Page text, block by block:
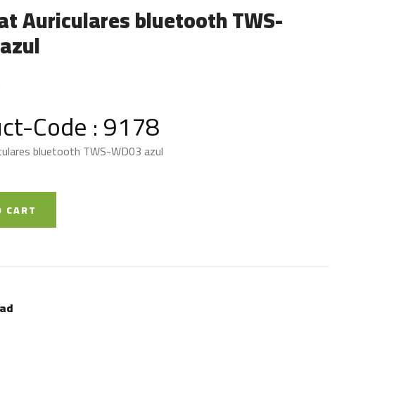
Auriculares bluetooth TWS-
Code : 9178
bluetooth TWS-WD03 azul
CART